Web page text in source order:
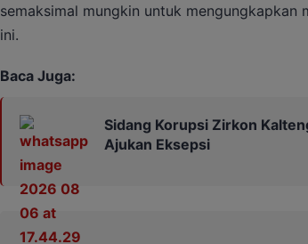
semaksimal mungkin untuk
ini.
Baca Juga:
Sidang Korupsi Zirkon
Ajukan Eksepsi